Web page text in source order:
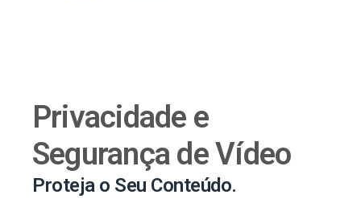
Privacidade e
Segurança de Vídeo
Proteja o Seu Conteúdo.